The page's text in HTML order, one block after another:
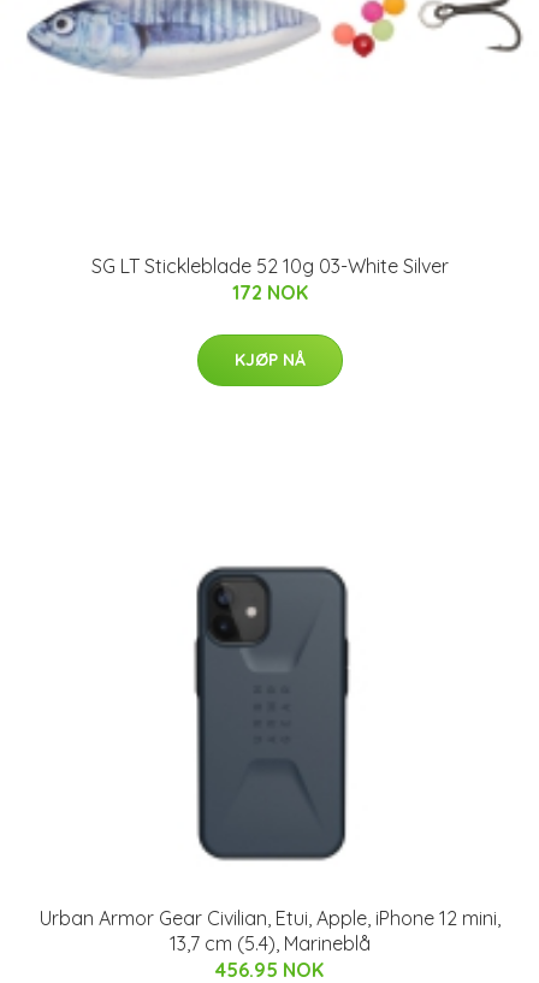
SG LT Stickleblade 52 10g 03-White Silver
172 NOK
KJØP NÅ
Urban Armor Gear Civilian, Etui, Apple, iPhone 12 mini,
13,7 cm (5.4), Marineblå
456.95 NOK